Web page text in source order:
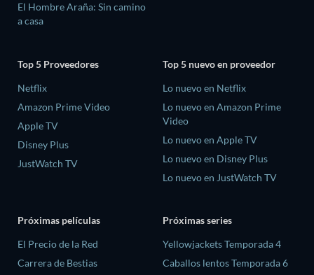
El Hombre Araña: Sin camino
a casa
Top 5 Proveedores
Netflix
Amazon Prime Video
Apple TV
Disney Plus
JustWatch TV
Top 5 nuevo en proveedor
Lo nuevo en Netflix
Lo nuevo en Amazon Prime
Video
Lo nuevo en Apple TV
Lo nuevo en Disney Plus
Lo nuevo en JustWatch TV
Próximas películas
El Precio de la Red
Carrera de Bestias
Próximas series
Yellowjackets Temporada 4
Caballos lentos Temporada 6